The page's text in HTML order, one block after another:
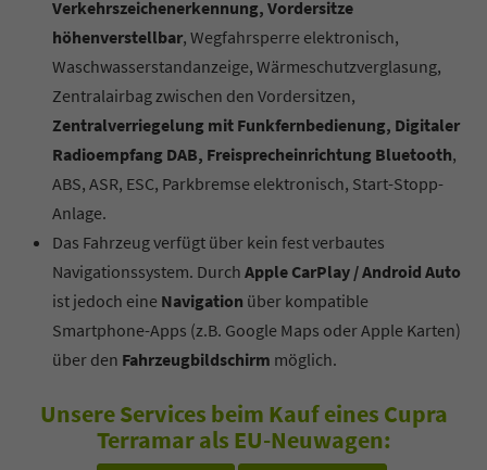
Verkehrszeichenerkennung, Vordersitze
höhenverstellbar, Wegfahrsperre elektronisch,
Waschwasserstandanzeige, Wärmeschutzverglasung,
Zentralairbag zwischen den Vordersitzen,
Zentralverriegelung mit Funkfernbedienung, Digitaler
Radioempfang DAB, Freisprecheinrichtung Bluetooth,
ABS, ASR, ESC, Parkbremse elektronisch, Start-Stopp-
Anlage.
Das Fahrzeug verfügt über kein fest verbautes
Navigationssystem. Durch Apple CarPlay / Android Auto
ist jedoch eine Navigation über kompatible
Smartphone-Apps (z.B. Google Maps oder Apple Karten)
über den Fahrzeugbildschirm möglich.
Unsere Services beim Kauf eines Cupra
Terramar als EU-Neuwagen: